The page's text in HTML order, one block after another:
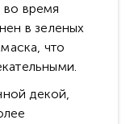
во время
в зеленых
что
декой,